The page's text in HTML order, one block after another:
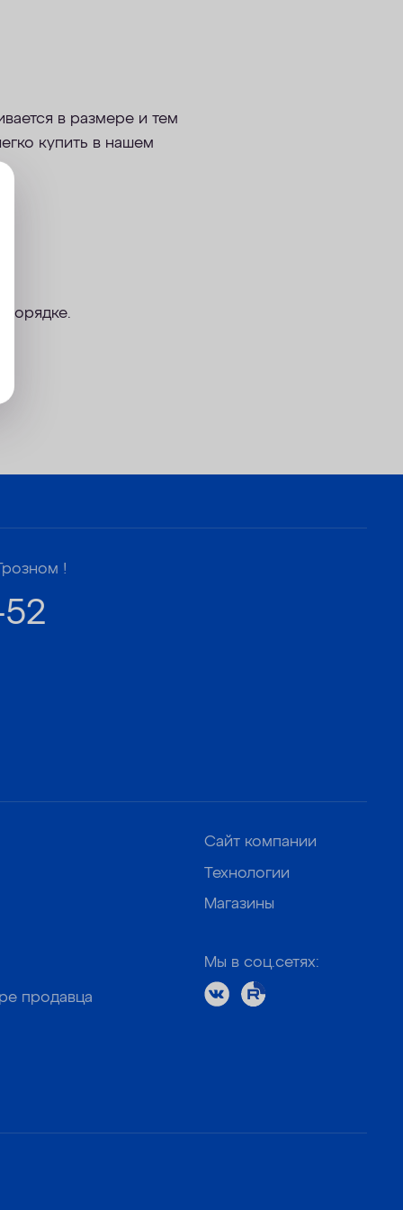
в размере и тем
купить в нашем
порядке.
!
продавца
Сайт компании
Технологии
Магазины
Мы в соц.сетях: